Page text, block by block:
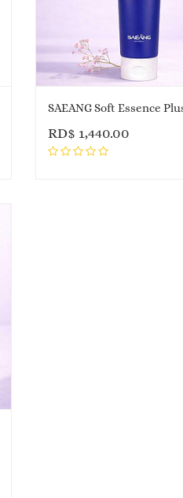
SAEANG Soft Essence
RD$ 1,440.00